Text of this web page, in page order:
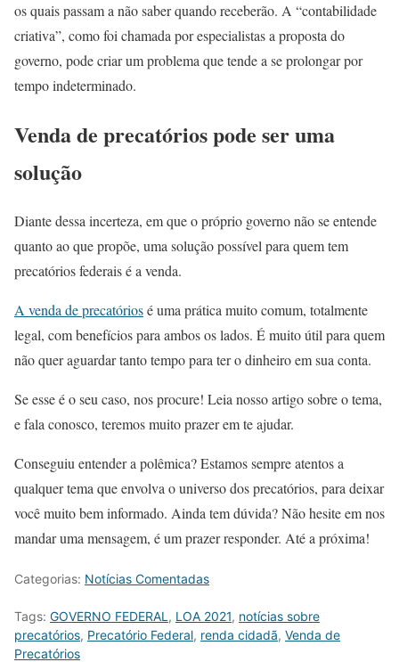
os quais passam a não saber quando receberão. A “contabilidade
criativa”, como foi chamada por especialistas a proposta do
governo, pode criar um problema que tende a se prolongar por
tempo indeterminado.
Venda de precatórios pode ser uma
solução
Diante dessa incerteza, em que o próprio governo não se entende
quanto ao que propõe, uma solução possível para quem tem
precatórios federais é a venda.
A venda de precatóriosé uma prática muito comum, totalmente
legal, com benefícios para ambos os lados. É muito útil para quem
não quer aguardar tanto tempo para ter o dinheiro em sua conta.
Se esse é o seu caso, nos procure! Leia nosso artigo sobre o tema,
e fala conosco, teremos muito prazer em te ajudar.
Conseguiu entender a polêmica? Estamos sempre atentos a
qualquer tema que envolva o universo dos precatórios, para deixar
você muito bem informado. Ainda tem dúvida? Não hesite em nos
mandar uma mensagem, é um prazer responder. Até a próxima!
Categorias: Notícias Comentadas
Tags: GOVERNO FEDERAL , LOA 2021, notícias sobre
precatórios, Precatório Federal, renda cidadã, Venda de
Precatórios